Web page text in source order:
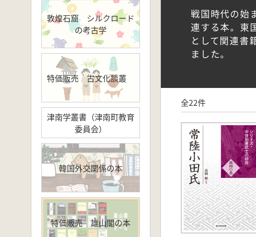
敦煌石窟 シルクロード
の考古学
特価販売 古文化談叢
津南学叢書（津南町教育
委員会）
韓国外交関係の本
特価販売 雄山閣の本
戦国時代の始
連する本。東
として関連書
ました。
全22件